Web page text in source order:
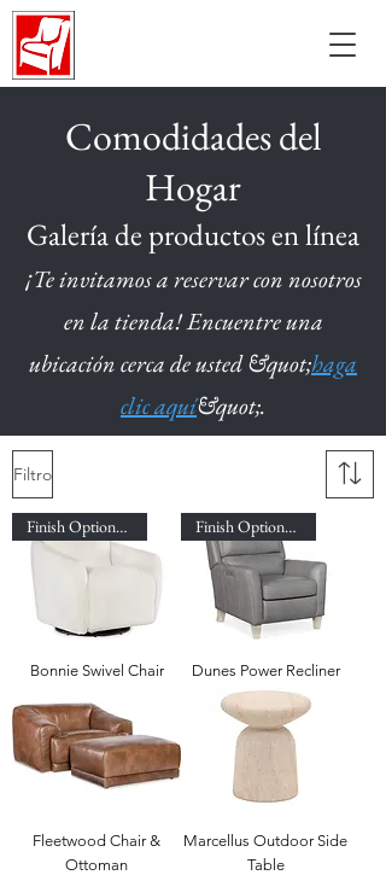
Comodidades del
Hogar
Galería de productos en línea
¡Te invitamos a reservar con nosotros
en la tienda! Encuentre una
ubicación cerca de usted &quot;haga
clic aquí&quot;.
Filtro
Finish Options Available!
Bonnie Swivel Chair
Finish Options Available!
Dunes Power Recliner
Fleetwood Chair &
Ottoman
Marcellus Outdoor Side
Table